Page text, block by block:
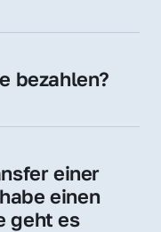
(z. B. beim
sich für .de
bezahlen?
Vermittlungs-
einer
einen
geht es